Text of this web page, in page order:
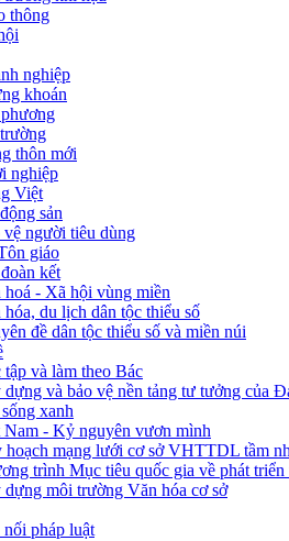
thông
nghiệp
khoán
thôn mới
nghiệp
Việt
sản
vệ người tiêu dùng
giáo
kết
hoá - Xã hội vùng miền
hóa, du lịch dân tộc thiểu số
đề dân tộc thiểu số và miền núi
tập và làm theo Bác
dựng và bảo vệ nền tảng tư tưởng của
xanh
Nam - Kỷ nguyên vươn mình
hoạch mạng lưới cơ sở VHTTDL tầm
trình Mục tiêu quốc gia về phát triển
dựng môi trường Văn hóa cơ sở
nối pháp luật